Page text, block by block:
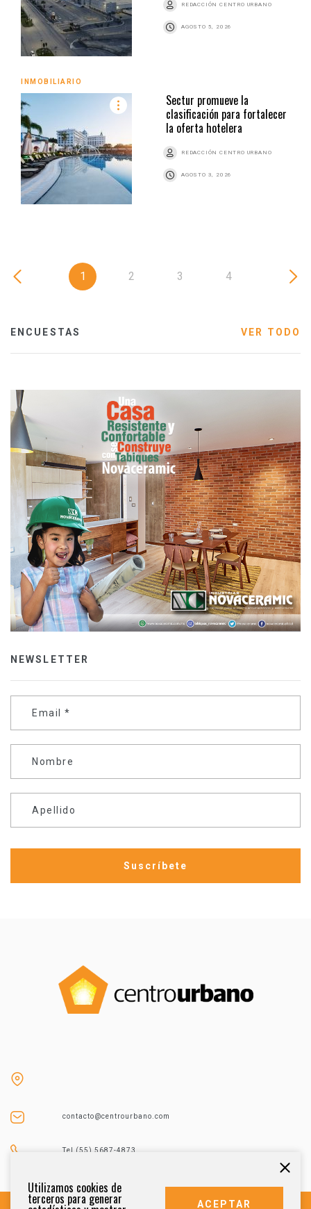
REDACCIÓN CENTRO URBANO
AGOSTO 5, 2026
INMOBILIARIO
Sectur promueve la
clasificación para fortalecer
la oferta hotelera
REDACCIÓN CENTRO URBANO
AGOSTO 3, 2026
1 2 3 4
ENCUESTAS VER TODO
NEWSLETTER
Email *
Nombre
Apellido
contacto@centrourbano.com
Tel (55) 5687-4873
Utilizamos cookies de
terceros para generar ACEPTAR